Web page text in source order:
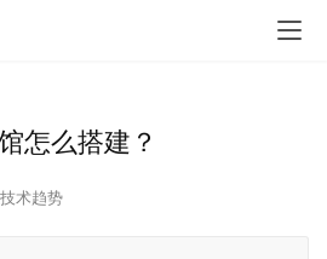
怎么搭建？
技术趋势